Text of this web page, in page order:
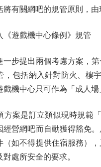
將有關網吧的規管原則，
遊戲機中心條例》規管
提出兩個考慮方案，第
，包括納入針對防火、樓
戲機中心只可作為「成人
是訂立類似現時規範「
經營網吧而自動獲得豁免
（如不得提供住宿服務）
處所安全的要求。